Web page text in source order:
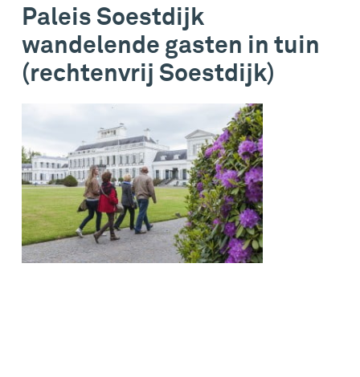
Paleis Soestdijk
wandelende gasten in tuin
(rechtenvrij Soestdijk)